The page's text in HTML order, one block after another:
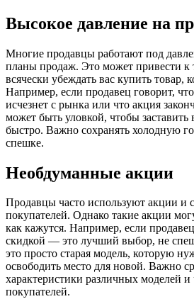
Высокое давление на
Многие продавцы работают под
планы продаж. Это может привести к
всячески убеждать вас купить товар,
Например, если продавец говорит,
исчезнет с рынка или что акция
может быть уловкой, чтобы заставить
быстро. Важно сохранять холодную
спешке.
Необдуманные акции
Продавцы часто используют акции и
покупателей. Однако такие акции
как кажутся. Например, если
скидкой — это лучший выбор, не
это просто старая модель, которую
освободить место для новой. Важно
характеристики различных моделей
покупателей.